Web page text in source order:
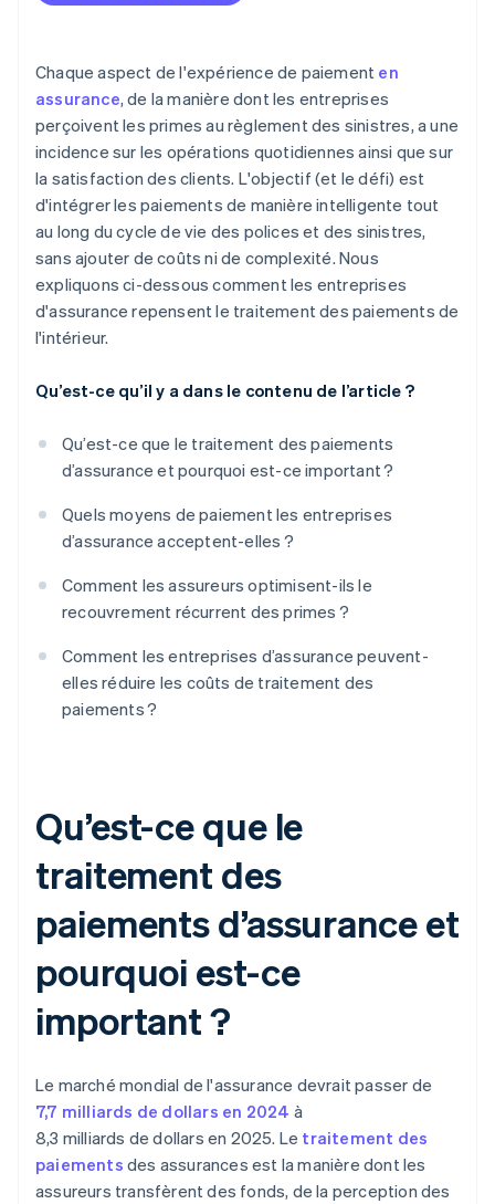
Prévenir le taux d’attrition inutile
Facilitez le rapprochement
Consolider les systèmes
Automatisation :
Éviter les échecs de paiement
Transformer certains paiements en source de
revenus
Évitez les pénalités inutiles et les contestations de
paiement
Chaque aspect de l'expérience de paiement en
assurance, de la manière dont les entreprises
perçoivent les primes au règlement des sinistres, a une
incidence sur les opérations quotidiennes ainsi que sur
la satisfaction des clients. L'objectif (et le défi) est
d'intégrer les paiements de manière intelligente tout
au long du cycle de vie des polices et des sinistres,
sans ajouter de coûts ni de complexité. Nous
expliquons ci-dessous comment les entreprises
d'assurance repensent le traitement des paiements de
l'intérieur.
Qu’est-ce qu’il y a dans le contenu de l’article ?
Qu’est-ce que le traitement des paiements
d’assurance et pourquoi est-ce important ?
Quels moyens de paiement les entreprises
d’assurance acceptent-elles ?
Comment les assureurs optimisent-ils le
recouvrement récurrent des primes ?
Comment les entreprises d’assurance peuvent-
elles réduire les coûts de traitement des
paiements ?
Qu’est-ce que le
traitement des
paiements d’assurance et
pourquoi est-ce
important ?
Le marché mondial de l'assurance devrait passer de
7,7 milliards de dollars en 2024 à
8,3 milliards de dollars en 2025. Le traitement des
paiements des assurances est la manière dont les
assureurs transfèrent des fonds, de la perception des